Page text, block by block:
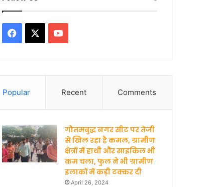
Facebook YouTube
Popular Recent Comments
गौतमबुद्ध नगर सीट पर तेजी
से खिल रहा है कमल, ग्रामीण
क्षेत्रों में हाथी और साइकिल भी
कम चला, फुल ने भी ग्रामीण
इलाकों में कड़ी टक्कर दी
April 26, 2024